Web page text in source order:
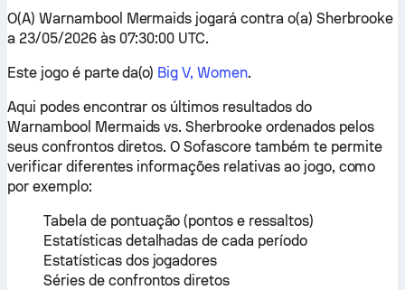
O(A) Warnambool Mermaids jogará contra o(a) Sherbrooke
a 23/05/2026 às 07:30:00 UTC.
Este jogo é parte da(o) Big V, Women.
Aqui podes encontrar os últimos resultados do
Warnambool Mermaids vs. Sherbrooke ordenados pelos
seus confrontos diretos. O Sofascore também te permite
verificar diferentes informações relativas ao jogo, como
por exemplo:
Tabela de pontuação (pontos e ressaltos)
Estatísticas detalhadas de cada período
Estatísticas dos jogadores
Séries de confrontos diretos